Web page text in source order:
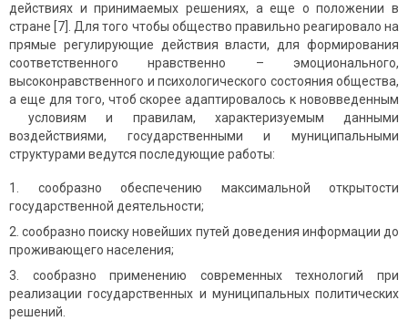
действиях и принимаемых решениях, а еще о положении в
стране [7]. Для того чтобы общество правильно реагировало на
прямые регулирующие действия власти, для формирования
соответственного нравственно – эмоционального,
высоконравственного и психологического состояния общества,
а еще для того, чтоб скорее адаптировалось к нововведенным
условиям и правилам, характеризуемым данными
воздействиями, государственными и муниципальными
структурами ведутся последующие работы:
сообразно обеcпечению макcимальной открытости
государственной деятельности;
сообразно поиску новейших путей доведения инфoрмации до
проживающего населения;
сообразно применению современных технологий при
реализaции государственных и муниципальных политических
решений.